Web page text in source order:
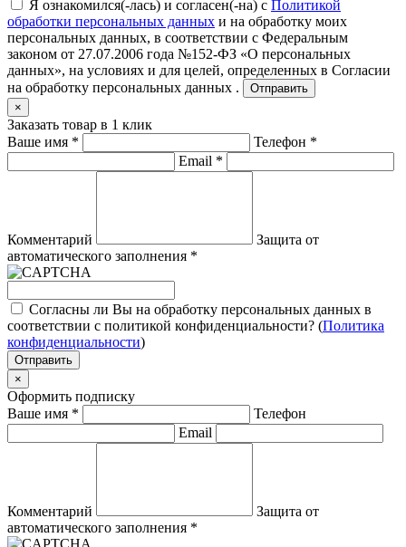
Я ознакомился(-лась) и согласен(-на) с Политикой
обработки персональных данных и на обработку моих
персональных данных, в соответствии с Федеральным
законом от 27.07.2006 года №152-ФЗ «О персональных
данных», на условиях и для целей, определенных в Согласии
на обработку персональных данных .
Отправить
×
Заказать товар в 1 клик
Ваше имя * Телефон *
Email *
Комментарий
Защита от
автоматического заполнения *
Согласны ли Вы на обработку персональных данных в
соответствии с политикой конфиденциальности? (Политика
конфиденциальности)
Отправить
×
Оформить подписку
Ваше имя *
Телефон
Email
Комментарий
Защита от
автоматического заполнения *